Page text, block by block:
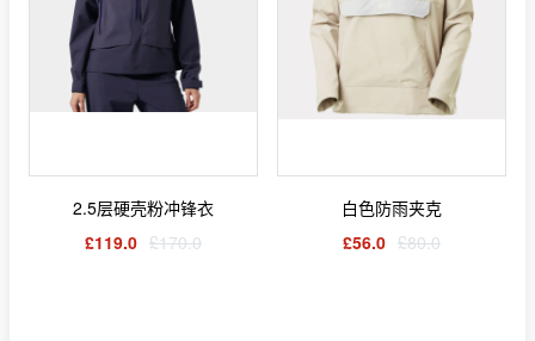
2.5层硬壳粉冲锋衣
£119.0 £170.0
白色防雨夹克
£56.0 £80.0